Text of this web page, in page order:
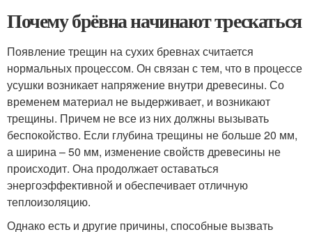
Почему брёвна начинают трескаться
Появление трещин на сухих бревнах считается
нормальных процессом. Он связан с тем, что в процессе
усушки возникает напряжение внутри древесины. Со
временем материал не выдерживает, и возникают
трещины. Причем не все из них должны вызывать
беспокойство. Если глубина трещины не больше 20 мм,
а ширина – 50 мм, изменение свойств древесины не
происходит. Она продолжает оставаться
энергоэффективной и обеспечивает отличную
теплоизоляцию.
Однако есть и другие причины, способные вызвать